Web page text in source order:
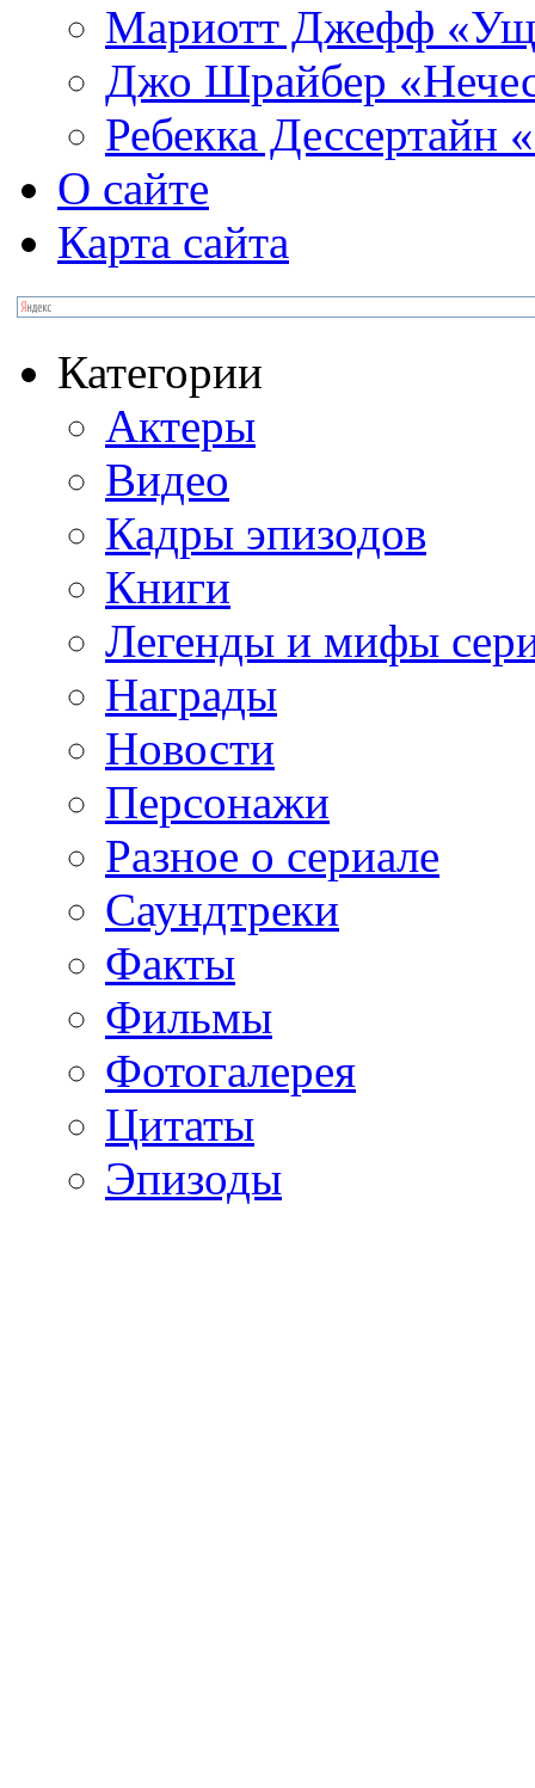
Мариотт Джефф
Джо Шрайбер
Ребекка Десcертайн
О сайте
Карта сайта
Категории
Актеры
Видео
Кадры эпизодов
Книги
Легенды и мифы
Награды
Новости
Персонажи
Разное о сериале
Саундтреки
Факты
Фильмы
Фотогалерея
Цитаты
Эпизоды